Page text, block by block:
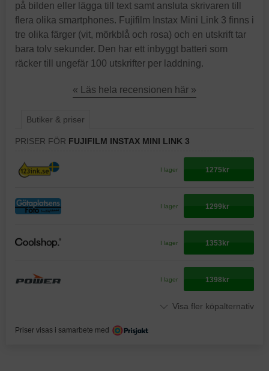
på bilden eller lägga till text samt ansluta skrivaren till
flera olika smartphones. Fujifilm Instax Mini Link 3 finns i
tre olika färger (vit, mörkblå och rosa) och en utskrift tar
bara tolv sekunder. Den har ett inbyggt batteri som
räcker till ungefär 100 utskrifter per laddning.
« Läs hela recensionen här »
Butiker & priser
PRISER FÖR FUJIFILM INSTAX MINI LINK 3
I lager 1275kr
I lager 1299kr
I lager 1353kr
I lager 1398kr
Visa fler köpalternativ
Priser visas i samarbete med